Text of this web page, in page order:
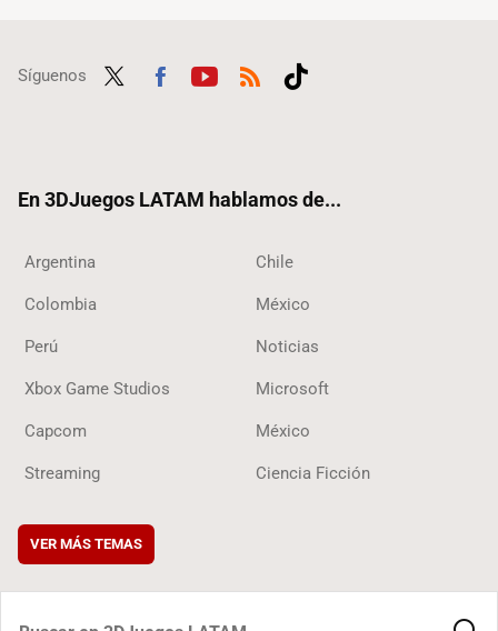
Síguenos
En 3DJuegos LATAM hablamos de...
Argentina Chile
Colombia México
Perú Noticias
Xbox Game Studios Microsoft
Capcom México
Streaming Ciencia Ficción
VER MÁS TEMAS